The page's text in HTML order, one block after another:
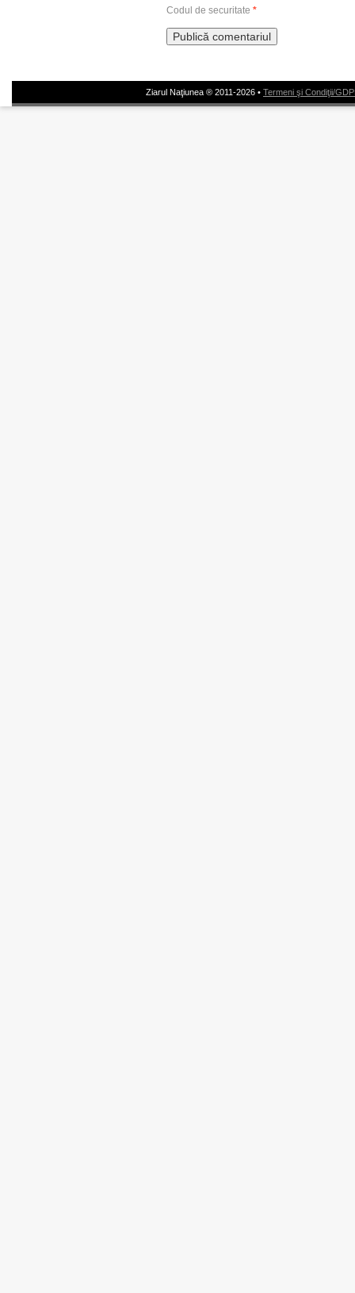
Codul de securitate *
Ziarul Naţiunea ® 2011-2026 • Termeni şi Condiţii/